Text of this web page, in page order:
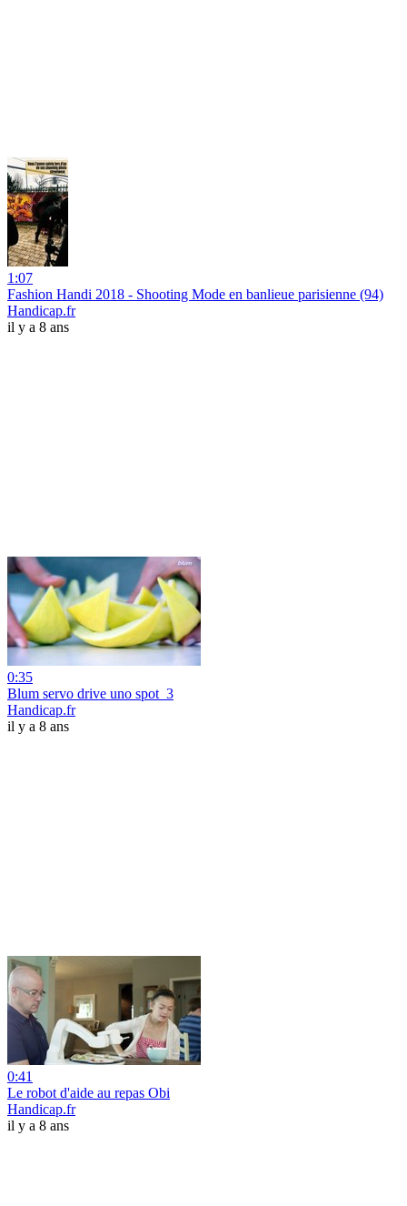
1:07
Fashion Handi 2018 - Shooting Mode en banlieue parisienne (94)
Handicap.fr
il y a 8 ans
0:35
Blum servo drive uno spot_3
Handicap.fr
il y a 8 ans
0:41
Le robot d'aide au repas Obi
Handicap.fr
il y a 8 ans